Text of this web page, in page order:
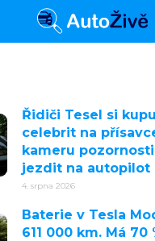
Řidiči Tesel si
celebrit na
kameru
jezdit na autopilot
4. srpna 2026
Baterie v Tesla
611 000 km. Má